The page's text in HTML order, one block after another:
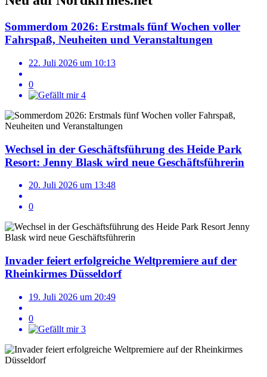
Sommerdom 2026: Erstmals fünf Wochen voller
Fahrspaß, Neuheiten und Veranstaltungen
22. Juli 2026 um 10:13
0
4
Wechsel in der Geschäftsführung des Heide Park
Resort: Jenny Blask wird neue Geschäftsführerin
20. Juli 2026 um 13:48
0
Invader feiert erfolgreiche Weltpremiere auf der
Rheinkirmes Düsseldorf
19. Juli 2026 um 20:49
0
3